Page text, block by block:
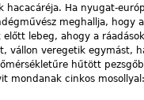
Ha nyugat-
meghallja, hogy
lebeg, ahogy a
vállon veregetik egymást,
hűtött
mondanak cinkos